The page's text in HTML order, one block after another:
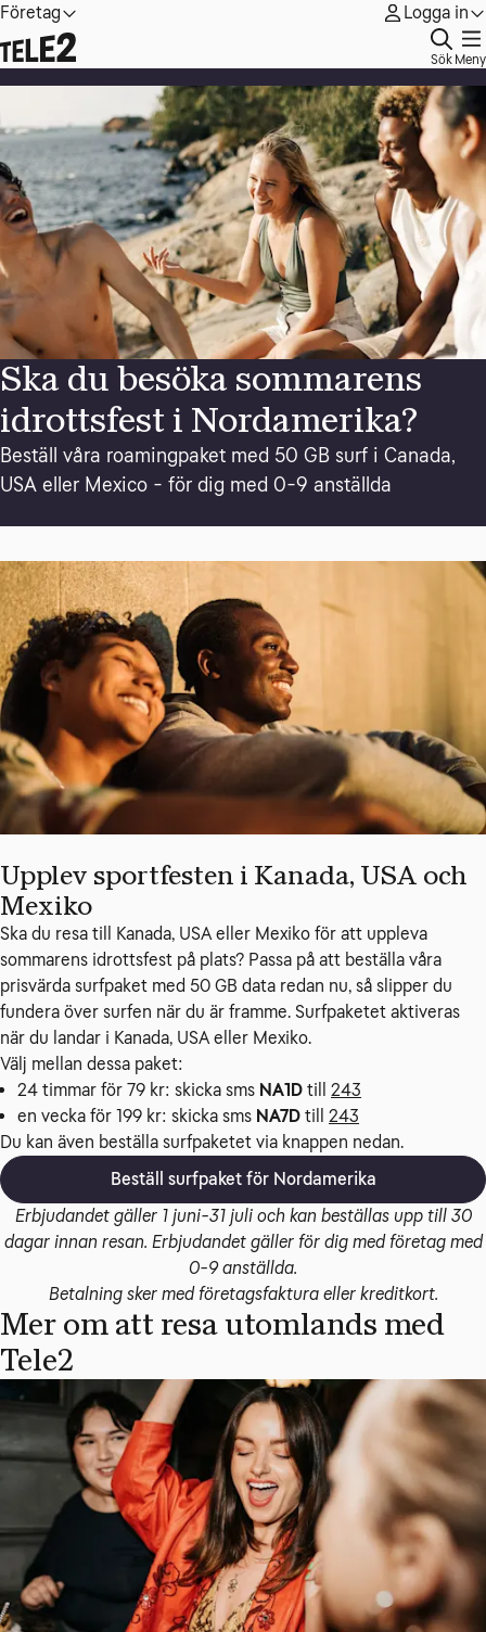
Företag Logga in
Sök Meny
Ska du besöka sommarens
idrottsfest i Nordamerika?
Beställ våra roamingpaket med 50 GB surf i Canada,
USA eller Mexico - för dig med 0-9 anställda
Upplev sportfesten i Kanada, USA och
Mexiko
Ska du resa till Kanada, USA eller Mexiko för att uppleva
sommarens idrottsfest på plats? Passa på att beställa våra
prisvärda surfpaket med 50 GB data redan nu, så slipper du
fundera över surfen när du är framme. Surfpaketet aktiveras
när du landar i Kanada, USA eller Mexiko.
Välj mellan dessa paket:
24 timmar för 79 kr: skicka sms NA1D till 243
en vecka för 199 kr: skicka sms NA7D till 243
Du kan även beställa surfpaketet via knappen nedan.
Beställ surfpaket för Nordamerika
Erbjudandet gäller 1 juni-31 juli och kan beställas upp till 30
dagar innan resan. Erbjudandet gäller för dig med företag med
0-9 anställda.
Betalning sker med företagsfaktura eller kreditkort.
Mer om att resa utomlands med
Tele2